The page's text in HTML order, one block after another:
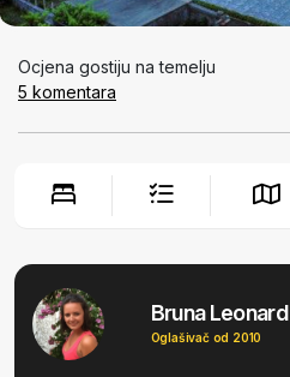
Ocjena gostiju na temelju
5 komentara
Bruna Leonard
Oglašivač od 2010